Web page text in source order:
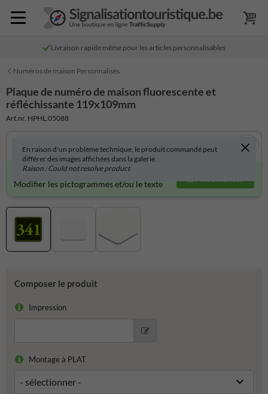
Livraison rapide même pour les articles personnalisables
Numéros de maison Personnalisés
Plaque de numéro de maison fluorescente et
réfléchissante 119x109mm
Art.nr. HPHL.05088
En raison d'un problème technique, le produit commandé peut
différer des images affichées dans la galerie.
Raison : Could not resolve product
Produit personnalisable ?
Modifier les pictogrammes et/ou le texte
Personnaliser
Composer le produit
Impression
Montage à PLAT